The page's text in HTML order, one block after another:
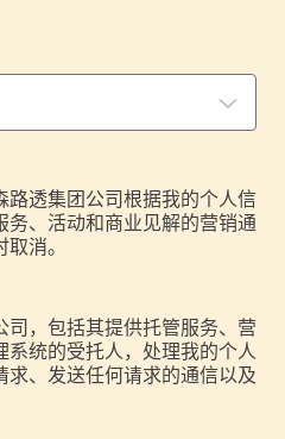
路透集团公司根据我的个人信
务、活动和商业见解的营销通
消。
司，包括其提供托管服务、营
系统的受托人，处理我的个人
求、发送任何请求的通信以及